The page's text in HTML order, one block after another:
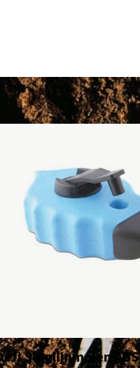
Slaglijnmolen ABS